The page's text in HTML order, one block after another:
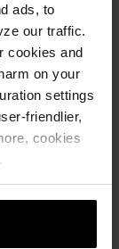
ads, to
our traffic.
cookies and
on your
settings
friendlier,
cookies
här.
Om